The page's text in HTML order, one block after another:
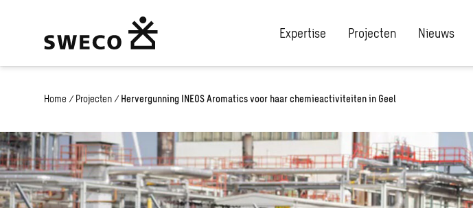
Expertise Projecten Nieuws
Home / Projecten / Hervergunning INEOS Aromatics voor haar chemieactiviteiten in Geel